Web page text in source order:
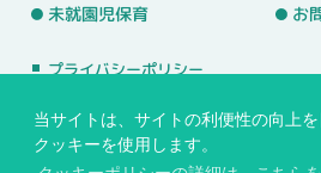
未就園児保育
お
プライバシーポリシー
当サイトは、サイトの利便性の向上
クッキーを使用します。